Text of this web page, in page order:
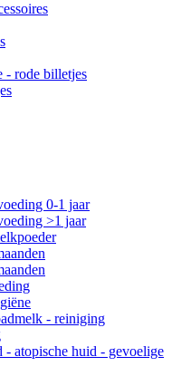
- rode billetjes
0-1 jaar
>1 jaar
- reiniging
- atopische huid - gevoelige